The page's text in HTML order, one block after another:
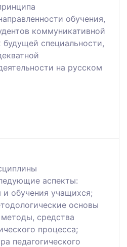
обучения,
коммуникативной
специальности,
на русском
аспекты:
и обучения учащихся;
основы
средства
процесса;
педагогического